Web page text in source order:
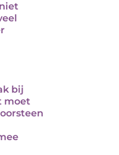
bij
moet